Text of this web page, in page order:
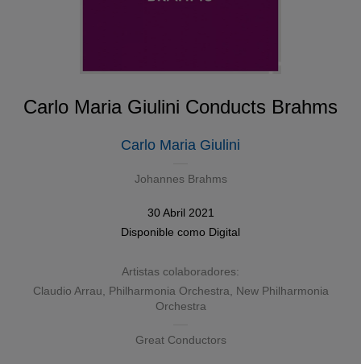
Carlo Maria Giulini Conducts Brahms
Carlo Maria Giulini
Johannes Brahms
30 Abril 2021
Disponible como Digital
Artistas colaboradores:
Claudio Arrau
Philharmonia Orchestra
New Philharmonia
Orchestra
Great Conductors